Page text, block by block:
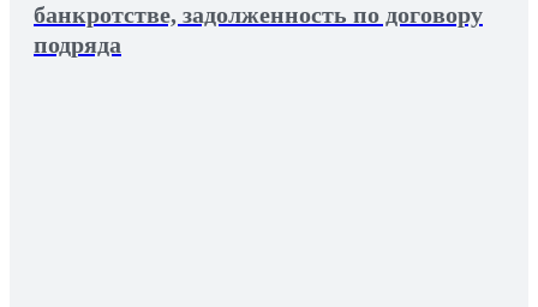
банкротстве, задолженность по договору
подряда